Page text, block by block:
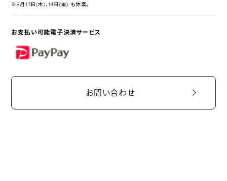
※8月13日(木)、14日(金) も休業。
お支払い可能電子決済サービス
PayPay
お問い合わせ